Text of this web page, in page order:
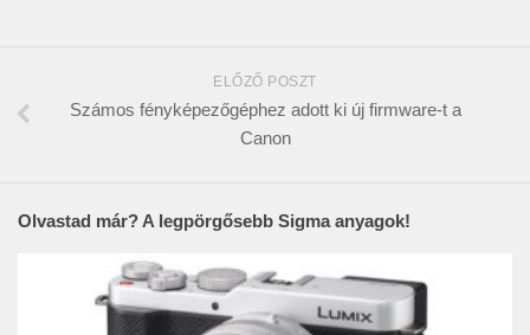
ELŐZŐ POSZT
Számos fényképezőgéphez adott ki új firmware-t a
Canon
Olvastad már? A legpörgősebb Sigma anyagok!